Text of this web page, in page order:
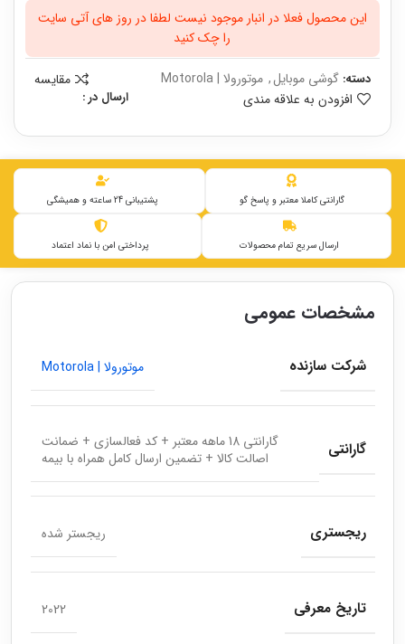
این محصول فعلا در انبار موجود نیست لطفا در روز های آتی سایت
را چک کنید
دسته: گوشی موبایل, موتورولا | Motorola
مقایسه
افزودن به علاقه مندی
ارسال در :
گارانتی کاملا معتبر و پاسخ گو پشتیبانی 24 ساعته و همیشگی
ارسال سریع تمام محصولات پرداختی امن با نماد اعتماد
مشخصات عمومی
شرکت سازنده موتورولا | Motorola
گارانتی
گارانتی 18 ماهه معتبر + کد فعالسازی + ضمانت
اصالت کالا + تضمین ارسال کامل همراه با بیمه
ریجستری ریجستر شده
تاریخ معرفی 2022